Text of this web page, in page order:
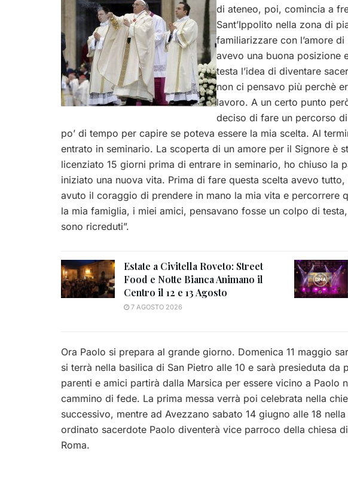
di ateneo, poi, comincia a
Sant’Ippolito nella zona di
familiarizzare con l’amore
avevo una buona posizione
testa l’idea di diventare
non ci pensavo più perchè
lavoro. A un certo punto
deciso di fare un percorso
po’ di tempo per capire se poteva essere la mia scelta. Al
entrato in seminario. La scoperta di un amore per il Signore è
licenziato 15 giorni prima di entrare in seminario, ho chiuso la
iniziato una nuova vita. Prima di fare questa scelta avevo
avuto il coraggio di prendere in mano la mia vita e percorrere
la mia famiglia, i miei amici, pensavano fosse un colpo di
sono ricreduti”.
Estate a Civitella Roveto: Street
Food e Notte Bianca Animano il
Centro il 12 e 13 Agosto
7 AGOSTO 2026
Ora Paolo si prepara al grande giorno. Domenica 11 maggio
si terrà nella basilica di San Pietro alle 10 e sarà presieduta da
parenti e amici partirà dalla Marsica per essere vicino a Paolo
cammino di fede. La prima messa verrà poi celebrata nella
successivo, mentre ad Avezzano sabato 14 giugno alle 18
ordinato sacerdote Paolo diventerà vice parroco della chiesa
Roma.